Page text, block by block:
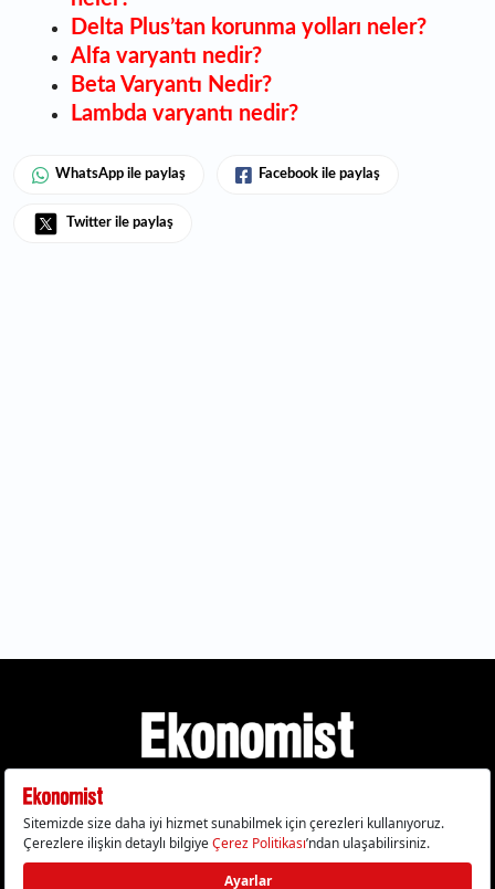
Delta Plus’tan korunma yolları neler?
Alfa varyantı nedir?
Beta Varyantı Nedir?
Lambda varyantı nedir?
WhatsApp ile paylaş Facebook ile paylaş
Twitter ile paylaş
Gizlilik Politikası Çerez Politikası Çerezleri Sıfırla
KVKK Metni Künye İletişim